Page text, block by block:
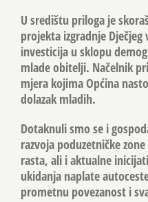
U središtu priloga je
projekta izgradnje
investicija u sklopu
mlade obitelji. Načelnik
mjera kojima Općina
dolazak mladih.
Dotaknuli smo se i
razvoja poduzetničke
rasta, ali i aktualne
ukidanja naplate
prometnu povezanost i